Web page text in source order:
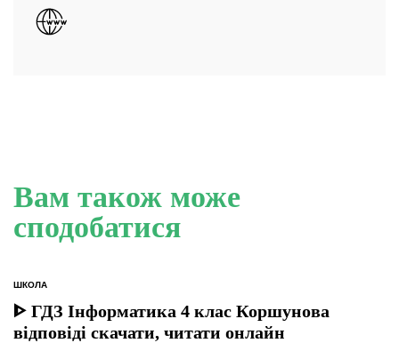
Вам також може
сподобатися
ОПУБЛІКУВАТИ
У
ШКОЛА
ᐈ ГДЗ Інформатика 4 клас Коршунова
відповіді скачати, читати онлайн